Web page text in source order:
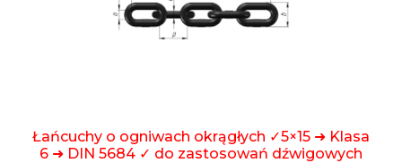
Łańcuchy o ogniwach okrągłych ✓5×15 ➜ Klasa
6 ➜ DIN 5684 ✓ do zastosowań dźwigowych